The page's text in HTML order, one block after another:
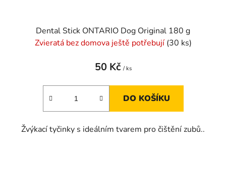
Dental Stick ONTARIO Dog Original 180 g
Zvieratá bez domova ještě potřebují (30 ks)
50 Kč / ks
DO KOŠÍKU
Žvýkací tyčinky s ideálním tvarem pro čištění zubů..